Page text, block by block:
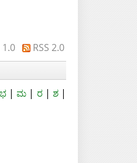
1.0
RSS 2.0
ಭ |ಮ | ರ| ಶ|